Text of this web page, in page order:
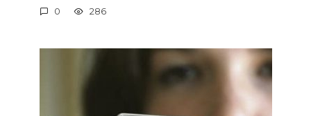
0 286